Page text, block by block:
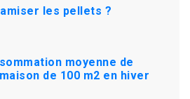
les pellets ?
moyenne de
de 100 m2 en hiver